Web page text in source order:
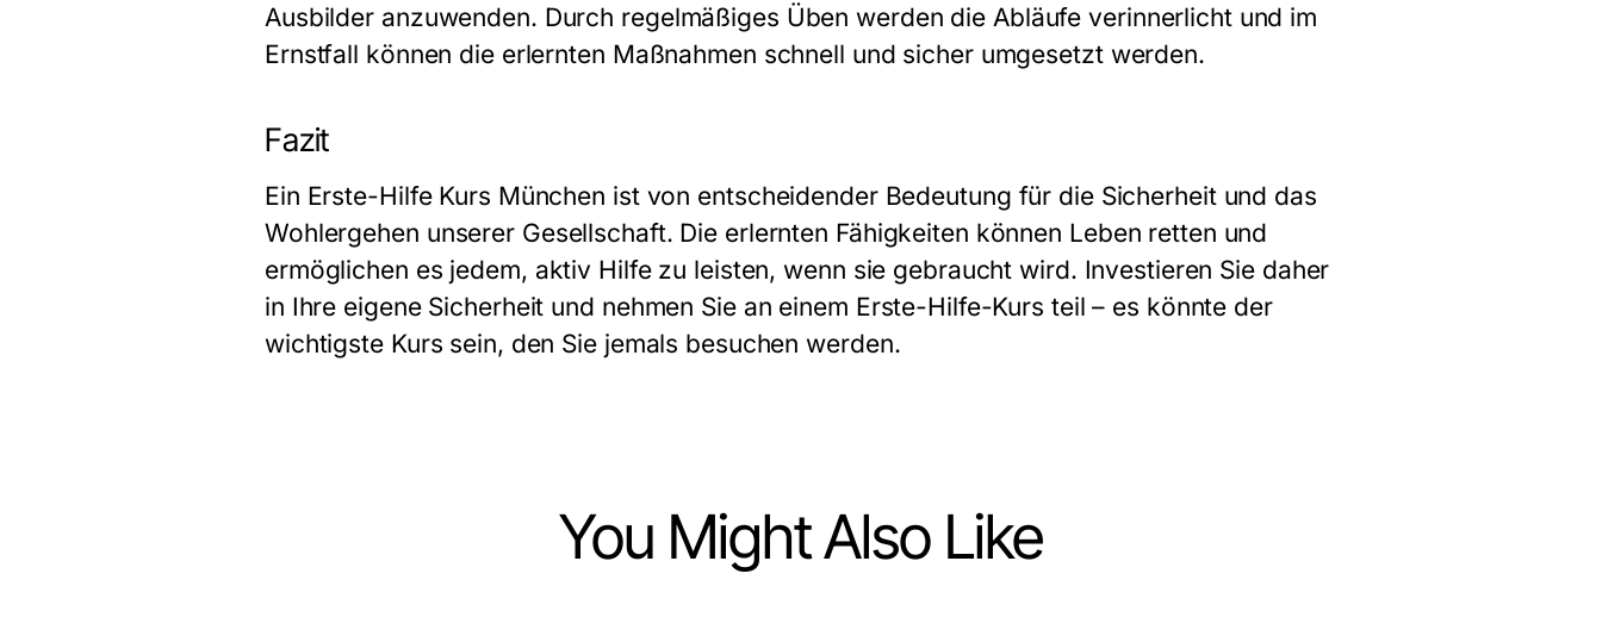
Ausbilder anzuwenden. Durch regelmäßiges Üben werden die Abläufe verinnerlicht und im
Ernstfall können die erlernten Maßnahmen schnell und sicher umgesetzt werden.
Fazit
Ein Erste-Hilfe Kurs München ist von entscheidender Bedeutung für die Sicherheit und das
Wohlergehen unserer Gesellschaft. Die erlernten Fähigkeiten können Leben retten und
ermöglichen es jedem, aktiv Hilfe zu leisten, wenn sie gebraucht wird. Investieren Sie daher
in Ihre eigene Sicherheit und nehmen Sie an einem Erste-Hilfe-Kurs teil – es könnte der
wichtigste Kurs sein, den Sie jemals besuchen werden.
You Might Also Like